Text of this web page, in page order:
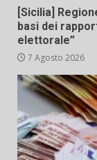
[Sicilia]
basi dei
elettorale”
7 Agosto 2026